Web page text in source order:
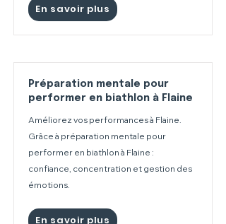
En savoir plus
Préparation mentale pour
performer en biathlon à Flaine
Améliorez vos performances à Flaine.
Grâce à préparation mentale pour
performer en biathlon à Flaine :
confiance, concentration et gestion des
émotions.
En savoir plus